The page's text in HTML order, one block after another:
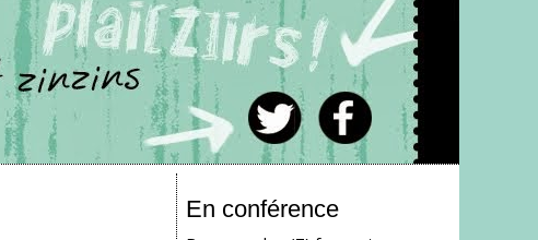
En conférence